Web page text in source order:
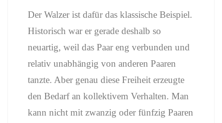
Der Walzer ist dafür das klassische Beispiel.
Historisch war er gerade deshalb so
neuartig, weil das Paar eng verbunden und
relativ unabhängig von anderen Paaren
tanzte. Aber genau diese Freiheit erzeugte
den Bedarfan kollektivem Verhalten. Man
kann nicht mit zwanzig oder fünfzig Paaren